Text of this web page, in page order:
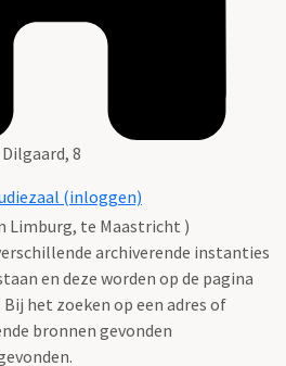
8
(inloggen)
Limburg, te Maastricht )
archiverende instanties
en deze worden op de pagina
het zoeken op een adres of
bronnen gevonden